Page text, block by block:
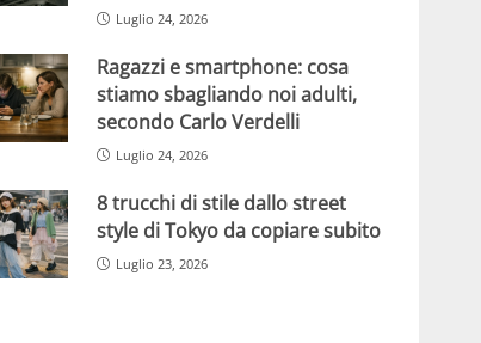
Luglio 24, 2026
Ragazzi e smartphone: cosa
stiamo sbagliando noi adulti,
secondo Carlo Verdelli
Luglio 24, 2026
8 trucchi di stile dallo street
style di Tokyo da copiare subito
Luglio 23, 2026